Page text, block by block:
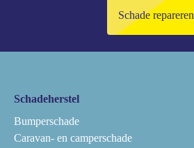
Schade repareren
Schadeherstel
Bumperschade
Caravan- en camperschade